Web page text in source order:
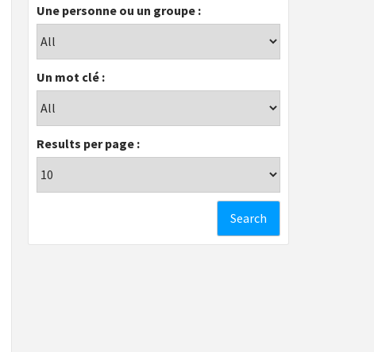
Une personne ou un groupe :
Un mot clé :
Results per page :